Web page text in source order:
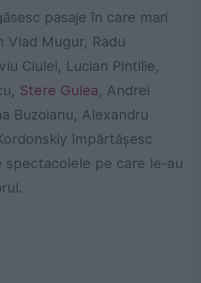
pasaje în care mari
Vlad Mugur, Radu
Ciulei, Lucian Pintilie,
Stere Gulea, Andrei
Buzoianu, Alexandru
împărtășesc
spectacolele pe care le-au